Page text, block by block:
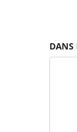
DANS